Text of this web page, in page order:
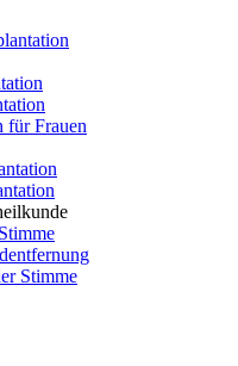
für Frauen
Stimme